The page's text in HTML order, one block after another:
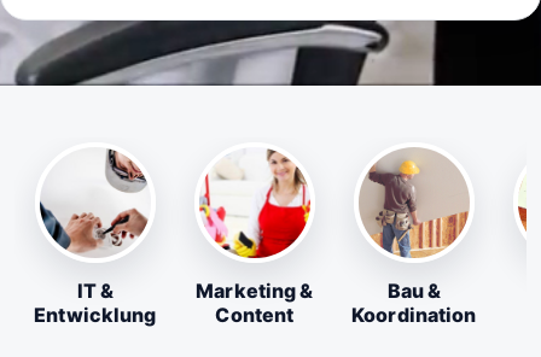
IT &
Entwicklung
Marketing &
Content
Bau &
Koordination